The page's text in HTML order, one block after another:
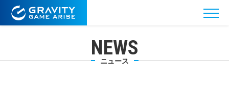
NEWS
ニュース